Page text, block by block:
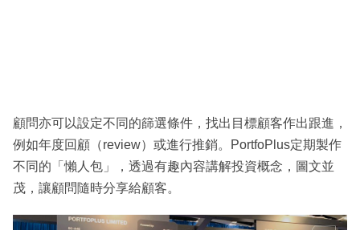
顧問亦可以設定不同的篩選條件，找出目標顧客作出跟進，
例如年度回顧（review）或進行推銷。PortfoPlus定期製作
不同的「懶人包」，透過有趣內容講解投資概念，圖文並
茂，讓顧問隨時分享給顧客。